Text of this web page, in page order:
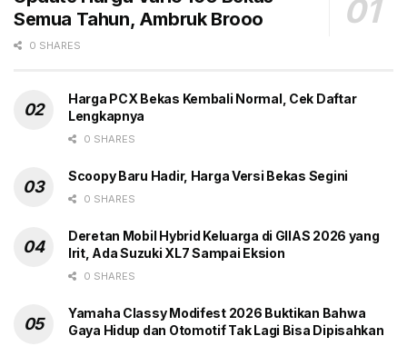
Terus terang, mobil ini canggih, sudah keyless, ABS,
ada kontrol traksi, VSC dan fitur-fitur tinggi lainnya.
Jadi, sedih sekali mengetahuii Fiesta bakal dibunuh
Ford. Tetapi, mau bagaimana lagi, BEV memang lagi
booming di Cina, Eropa, dan Amerika Serikat (AS).
Akhirnya, sang legenda terpaksa harus mengalah dan
Kampak Mati
Mobil Listrik Pensiun
Semua Tahun, Ambruk Brooo
0 SHARES
Harga PCX Bekas Kembali Normal, Cek Daftar
Lengkapnya
0 SHARES
Scoopy Baru Hadir, Harga Versi Bekas Segini
0 SHARES
Deretan Mobil Hybrid Keluarga di GIIAS 2026 yang
Irit, Ada Suzuki XL7 Sampai Eksion
0 SHARES
Yamaha Classy Modifest 2026 Buktikan Bahwa
Gaya Hidup dan Otomotif Tak Lagi Bisa Dipisahkan